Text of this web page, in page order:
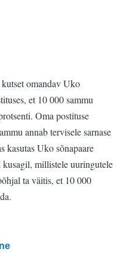
omandav Uko
et 10 000 sammu
Oma postituse
annab tervisele sarnase
kasutas Uko sõnapaare
millistele uuringutele
ta väitis, et 10 000